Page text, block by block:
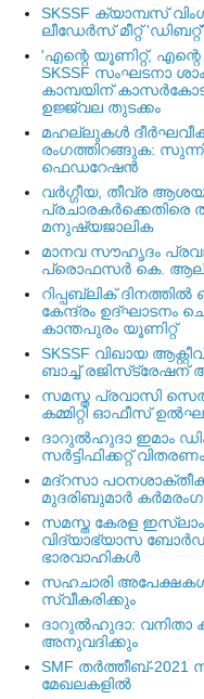
SKSSF ക്യാമ്പസ്
ലീഡേർസ് മീറ്റ്
'എന്റെ യൂണിറ്റ്, എന്റെ
SKSSF സംഘടനാ
കാമ്പയിന്
ഉജ്ജ്വല തുടക്കം
മഹല്ലുകള്‍
രംഗത്തിറങ്ങുക:
ഫെഡറേഷന്‍
വര്‍ഗ്ഗീയ, തീവ്ര ആശയ
പ്രചാരകര്‍ക്കെതിരെ
മനുഷ്യജാലിക
മാനവ സൗഹൃദം
പ്രൊഫസർ കെ.
റിപ്പബ്ലിക് ദിനത്തില്‍
കേന്ദ്രം ഉദ്ഘാടനം
കാന്തപുരം യൂണിറ്റ്
SKSSF വിഖായ
ബാച്ച് രജിസ്‌ട്രേഷന്
സമസ്ത പ്രവാസി
കമ്മിറ്റി ഓഫീസ്
ദാറുല്‍ഹുദാ ഇമാം
സര്‍ട്ടിഫിക്കറ്റ്
മദ്‌റസാ
മുദരിബുമാര്‍
സമസ്ത കേരള
വിദ്യാഭ്യാസ
ഭാരവാഹികള്‍
സഹചാരി
സ്വീകരിക്കും
ദാറുല്‍ഹുദാ: വനിതാ
അനുവദിക്കും
SMF തര്‍ത്തീബ്-2021
മേഖലകളില്‍